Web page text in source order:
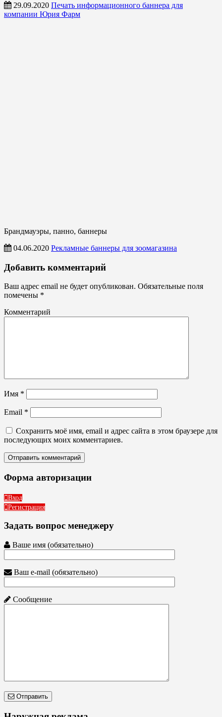
29.09.2020 Печать информационного баннера для
компании Юрия Фарм
Брандмауэры, панно, баннеры
04.06.2020 Рекламные баннеры для зоомагазина
Брандмауэры,
панно,
баннеры
Добавить комментарий
Ваш адрес email не будет опубликован. Обязательные поля
помечены *
Комментарий
Имя *
Email *
Сохранить моё имя, email и адрес сайта в этом браузере для
последующих моих комментариев.
Форма авторизации
Вход
Регистрация
Задать вопрос менеджеру
Ваше имя (обязательно)
Ваш e-mail (обязательно)
Сообщение
Отправить